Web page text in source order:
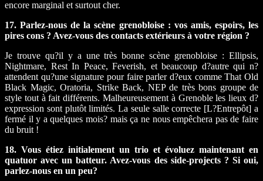
encore marginal et surtout cher.
17. Parlez-nous de la scène grenobloise : vos amis, espoirs, les
pires cons ? Avez-vous des contacts extérieurs à votre région ?
Je trouve qu?il y a une très bonne scène grenobloise : Ellipsis,
Nightmare, Rest In Peace, Feverish, et beaucoup d?autre qui n?
attendent qu?une signature pour faire parler d?eux comme That Old
Black Magic, Oratoria, Strike Back, NEP de très bons groupe de
style tout à fait différents. Malheureusement à Grenoble les lieux d?
expression sont plutôt limités. La seule salle correcte [L?Entrepôt] a
fermé il y a quelques mois? mais ça ne nous empêchera pas de faire
du bruit !
18. Vous étiez initialement un trio et évoluez maintenant en
quatuor avec un batteur. Avez-vous des side-projects ? Si oui,
parlez-nous en un peu?